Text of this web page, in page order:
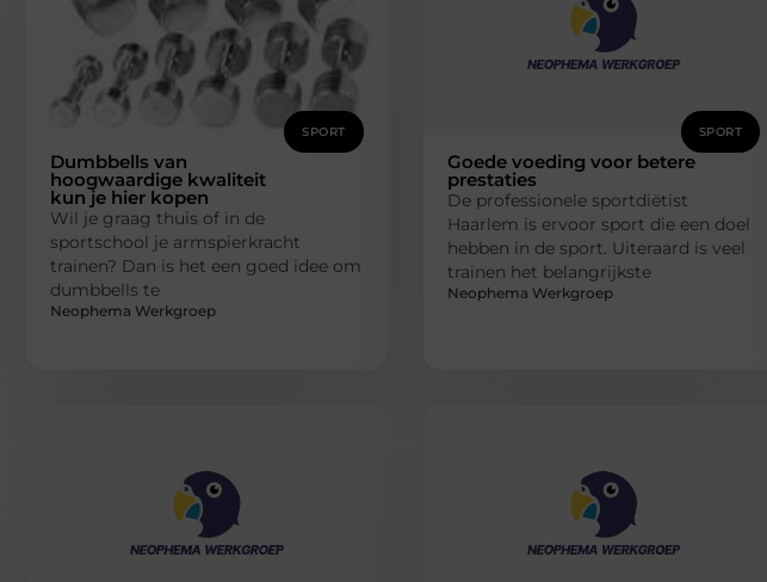
SPORT
Dumbbells van
hoogwaardige kwaliteit
kun je hier kopen
Wil je graag thuis of in de
sportschool je armspierkracht
trainen? Dan is het een goed idee om
dumbbells te
Neophema Werkgroep
SPORT
Goede voeding voor betere
prestaties
De professionele sportdiëtist
Haarlem is ervoor sport die een doel
hebben in de sport. Uiteraard is veel
trainen het belangrijkste
Neophema Werkgroep